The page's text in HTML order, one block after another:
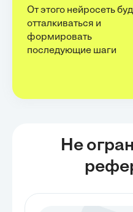
От этого нейросеть
отталкиваться и
формировать
последующие шаги
Не